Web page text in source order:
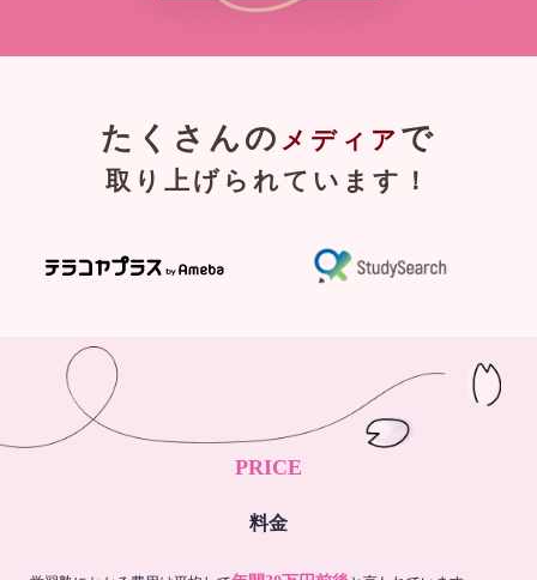
たくさんの メディア で
取り上げられています！
PRICE
料金